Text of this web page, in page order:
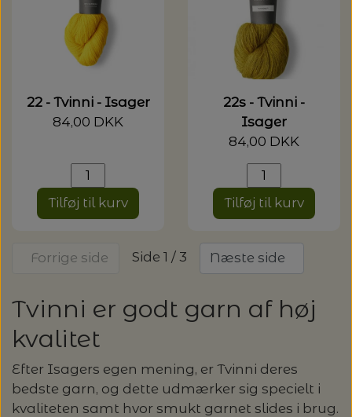
22 - Tvinni - Isager
84,00 DKK
Tilføj til kurv
22s - Tvinni -
Isager
84,00 DKK
Tilføj til kurv
Forrige side Side 1 / 3 Næste side
Tvinni er godt garn af høj
kvalitet
Efter Isagers egen mening, er Tvinni deres
bedste garn, og dette udmærker sig specielt i
kvaliteten samt hvor smukt garnet slides i brug.